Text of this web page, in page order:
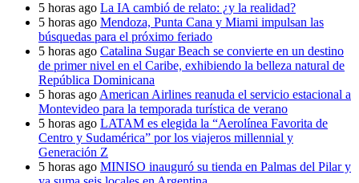
5 horas ago La IA cambió de relato: ¿y la realidad?
5 horas ago Mendoza, Punta Cana y Miami impulsan las
búsquedas para el próximo feriado
5 horas ago Catalina Sugar Beach se convierte en un destino
de primer nivel en el Caribe, exhibiendo la belleza natural de
República Dominicana
5 horas ago American Airlines reanuda el servicio estacional a
Montevideo para la temporada turística de verano
5 horas ago LATAM es elegida la “Aerolínea Favorita de
Centro y Sudamérica” por los viajeros millennial y
Generación Z
5 horas ago MINISO inauguró su tienda en Palmas del Pilar y